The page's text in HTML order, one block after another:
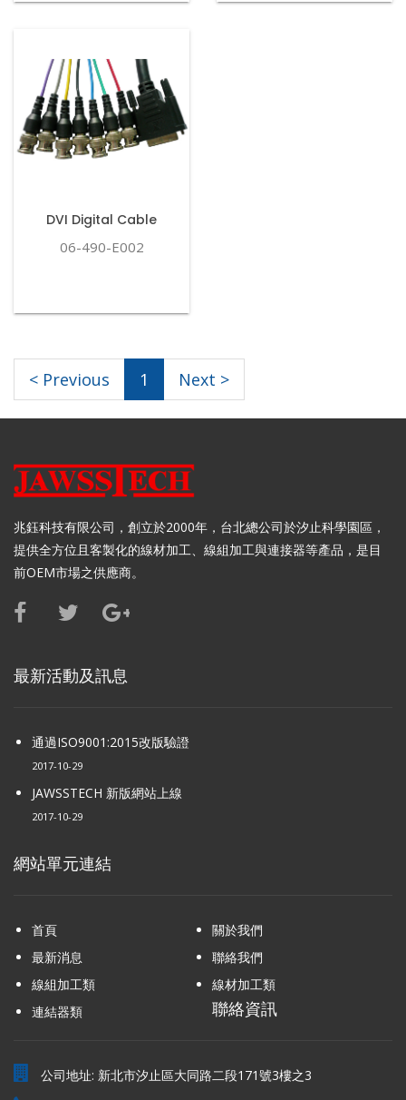
DVI Digital Cable
06-490-E002
< Previous 1 Next >
兆鈺科技有限公司，創立於2000年，台北總公司於汐止科學園區，
提供全方位且客製化的線材加工、線組加工與連接器等產品，是目
前OEM市場之供應商。
最新活動及訊息
通過ISO9001:2015改版驗證
2017-10-29
JAWSSTECH 新版網站上線
2017-10-29
網站單元連結
首頁
關於我們
最新消息
聯絡我們
線組加工類
線材加工類
連結器類
聯絡資訊
公司地址: 新北市汐止區大同路二段171號3樓之3